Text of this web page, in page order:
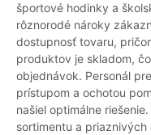
športové hodinky a
rôznorodé nároky
dostupnosť tovaru,
produktov je skladom,
objednávok. Personál
prístupom a ochotou
našiel optimálne
sortimentu a